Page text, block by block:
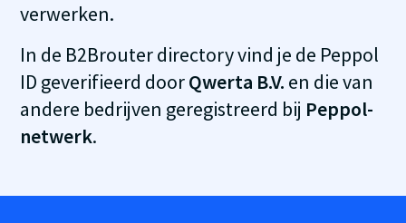
verwerken.
In de B2Brouter directory vind je de Peppol
ID geverifieerd doorQwerta B.V. en die van
andere bedrijven geregistreerd bij Peppol-
netwerk.